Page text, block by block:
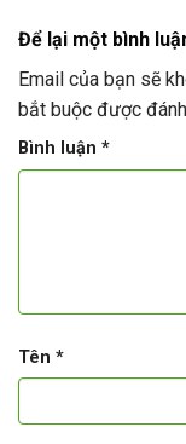
Để lại một bình
Email của bạn sẽ
bắt buộc được
Bình luận *
Tên *